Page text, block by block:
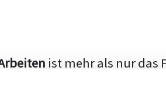
ist mehr als nur das
Aufbau und die Fähigkeit,